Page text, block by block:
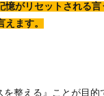
憶がリセットされる
ます。
整える』ことが目的